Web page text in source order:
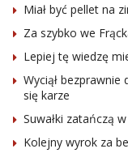
Miał być pellet na
Za szybko we
Lepiej tę wiedzę
Wyciął
się karze
Suwałki zatańczą
Kolejny wyrok za